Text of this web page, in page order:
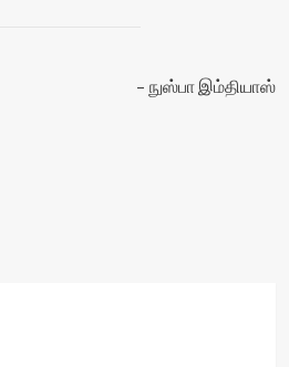
நுஸ்பா இம்தியாஸ்